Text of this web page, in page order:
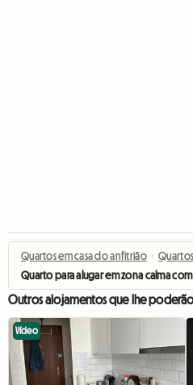
Quartos em casa do anfitrião ›
Quarto para alugar em zona calma
Outros alojamentos que lhe
Vídeo